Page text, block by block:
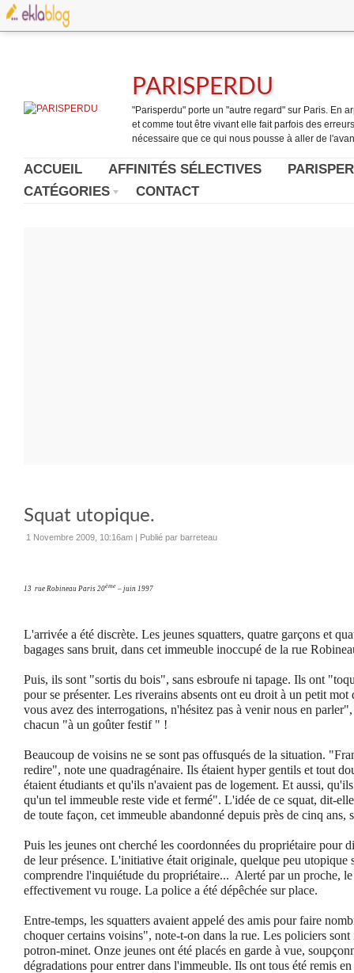
PARISPERDU
"Parisperdu" porte un "autre regard" sur Paris. En
et comme tout être vivant elle fait parfois des
nécessaire que ce qui nous pousse à aller de
ACCUEIL AFFINITÉS SÉLECTIVES
CATÉGORIES
CONTACT
Squat utopique.
1 Novembre 2009, 10:16am | Publié par barreteau
13 rue Robineau Paris 20ème – juin 1997
L'arrivée a été discrète. Les jeunes squatters, quatre garçons et
bagages sans bruit, dans cet immeuble inoccupé de la rue
Puis, ils sont "sortis du bois", sans esbroufe ni tapage. Ils ont
pour se présenter. Les riverains absents ont eu droit à un petit
vous avez des interrogations, n'hésitez pas à venir nous en
chacun "à un goûter festif " !
Beaucoup de voisins ne se sont pas offusqués de la situation.
redire", note une quadragénaire. Ils étaient hyper gentils et tout
étaient étudiants et qu'ils n'avaient pas de logement. Et aussi,
qu'un tel immeuble reste vide et fermé". L'idée de ce squat, dit-
de toute façon, cet immeuble abandonné depuis près de cinq
Puis les jeunes ont cherché les coordonnées du propriétaire pour
de leur présence. L'initiative était originale, quelque peu utopique
comprendre l'inquiétude du propriétaire... Alerté par un proche,
effectivement vu rouge. La police a été dépêchée sur place.
Entre-temps, les squatters avaient appelé des amis pour faire
choquer certains voisins", note-t-on dans la rue. Les policiers
potron-minet. Onze jeunes ont été placés en garde à vue,
dégradations pour entrer dans l'immeuble. Ils ont tous été remis